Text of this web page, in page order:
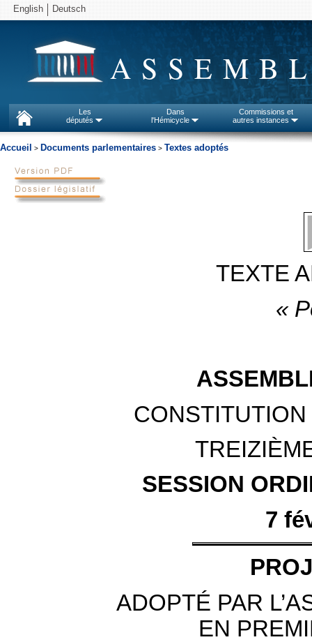
English Deutsch
Les
députés
Dans
l'Hémicycle
Commissions et
autres instances
Accueil > Documents parlementaires > Textes adoptés
TEXTE
«
SESSION
7
ADOPTÉ PAR
EN